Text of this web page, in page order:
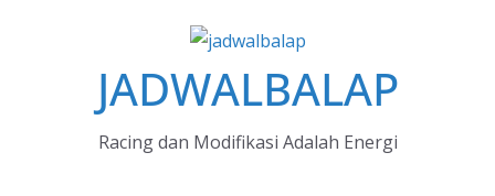
Bisa Dibilang Leapmotor C10 Adalah Family Car EV,
Merasakan Citroën Advanced Comfort dari Booth
hingga Balik Kemudi GIIAS 2026
JADWALBALAP
Racing dan Modifikasi Adalah Energi